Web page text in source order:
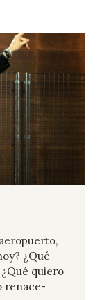
¿Qué
quiero
renace-